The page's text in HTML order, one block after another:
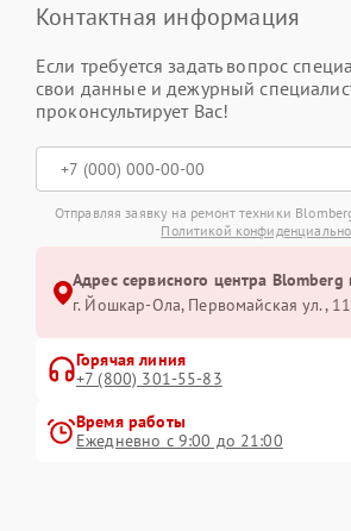
Контактная информация
Если требуется задать вопрос
свои данные и дежурный
проконсультирует Вас!
Отправляя заявку на ремонт техники
Политикой
Адрес сервисного центра
г. Йошкар-Ола, Первомайская ул.,
Горячая линия
+7 (800) 301-55-83
Время работы
Ежедневно с 9:00 до 21:00